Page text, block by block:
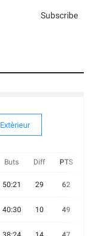
Subscribe
Extèrieur
Buts Diff PTS
50:21 29 62
40:30 10 49